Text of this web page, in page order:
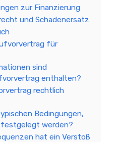
zur Finanzierung
und Schadenersatz
für
sind
enthalten?
rechtlich
Bedingungen,
werden?
hat ein Verstoß